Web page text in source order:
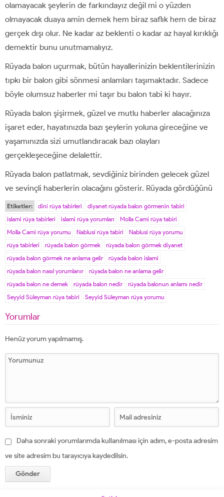
olamayacak şeylerin de farkındayız değil mi o yüzden
olmayacak duaya amin demek hem biraz saflık hem de biraz
gerçek dışı olur. Ne kadar az beklenti o kadar az hayal kırıklığı
demektir bunu unutmamalıyız.
Rüyada balon uçurmak, bütün hayallerinizin beklentilerinizin
tıpkı bir balon gibi sönmesi anlamları taşımaktadır. Sadece
böyle olumsuz haberler mi taşır bu balon tabi ki hayır.
Rüyada balon şişirmek, güzel ve mutlu haberler alacağınıza
işaret eder, hayatınızda bazı şeylerin yoluna gireceğine ve
yaşamınızda sizi umutlandıracak bazı olayları
gerçekleşeceğine delalettir.
Rüyada balon patlatmak, sevdiğiniz birinden gelecek güzel
ve sevinçli haberlerin olacağını gösterir. Rüyada gördüğünü
Etiketler: dini rüya tabirleri
diyanet rüyada balon görmenin tabiri
islami rüya tabirleri
islami rüya yorumları
Molla Cami rüya tabiri
Molla Cami rüya yorumu
Nablusi rüya tabiri
Nablusi rüya yorumu
rüya tabirleri
rüyada balon görmek
rüyada balon görmek diyanet
rüyada balon görmek ne anlama gelir
rüyada balon islami
rüyada balon nasıl yorumlanır
rüyada balon ne anlama gelir
rüyada balon ne demek
rüyada balon nedir
rüyada balonun anlamı nedir
Seyyid Süleyman rüya tabiri
Seyyid Süleyman rüya yorumu
Yorumlar
Henüz yorum yapılmamış.
Daha sonraki yorumlarımda kullanılması için adım, e-posta adresim
ve site adresim bu tarayıcıya kaydedilsin.